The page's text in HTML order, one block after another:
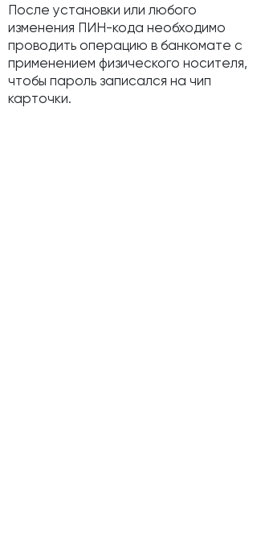
После установки или любого
изменения ПИН-кода необходимо
проводить операцию в банкомате с
применением физического носителя,
чтобы пароль записался на чип
карточки.